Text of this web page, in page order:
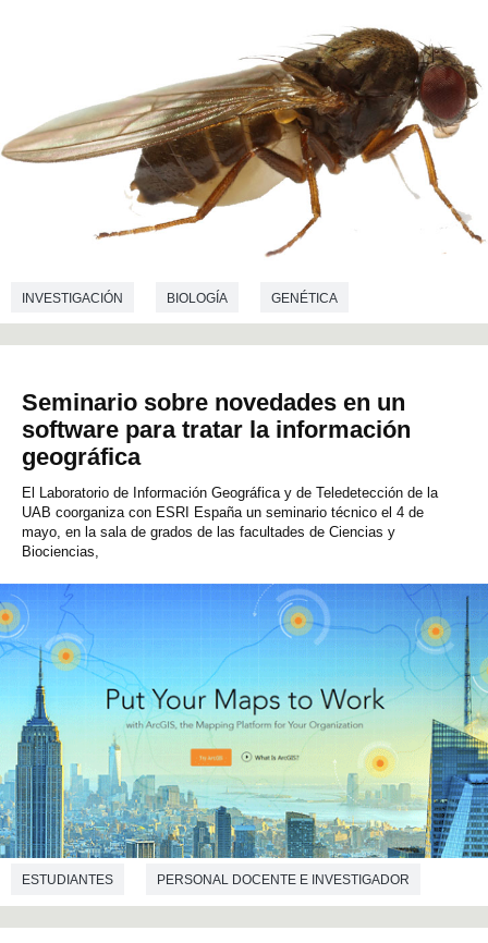
INVESTIGACIÓN BIOLOGÍA GENÉTICA
Seminario sobre novedades en un
software para tratar la información
geográfica
El Laboratorio de Información Geográfica y de Teledetección de la
UAB coorganiza con ESRI España un seminario técnico el 4 de
mayo, en la sala de grados de las facultades de Ciencias y
Biociencias,
ESTUDIANTES PERSONAL DOCENTE E INVESTIGADOR
INVESTIGACIÓN TRANSFERENCIA GEOGRAFÍA